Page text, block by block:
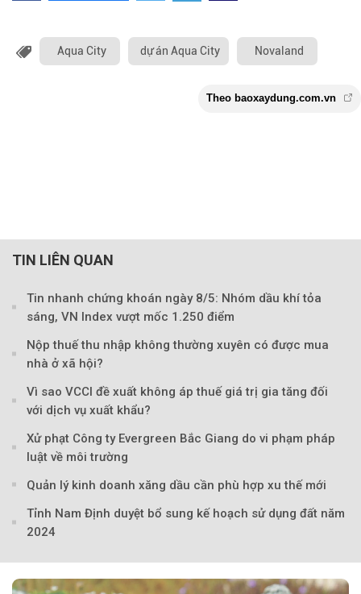
Aqua City dự án Aqua City Novaland
Theo
TIN LIÊN QUAN
Tin nhanh chứng khoán ngày 8/5: Nhóm dầu khí tỏa
sáng, VN Index vượt mốc 1.250 điểm
Nộp thuế thu nhập không thường xuyên có được mua
nhà ở xã hội?
Vì sao VCCI đề xuất không áp thuế giá trị gia tăng đối
với dịch vụ xuất khẩu?
Xử phạt Công ty Evergreen Bắc Giang do vi phạm pháp
luật về môi trường
Quản lý kinh doanh xăng dầu cần phù hợp xu thế mới
Tỉnh Nam Định duyệt bổ sung kế hoạch sử dụng đất năm
2024